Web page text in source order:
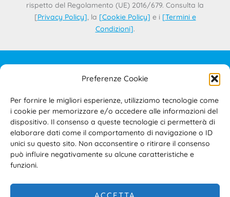
Preferenze Cookie
Per fornire le migliori esperienze, utilizziamo tecnologie come
i cookie per memorizzare e/o accedere alle informazioni del
dispositivo. Il consenso a queste tecnologie ci permetterà di
elaborare dati come il comportamento di navigazione o ID
unici su questo sito. Non acconsentire o ritirare il consenso
può influire negativamente su alcune caratteristiche e
funzioni.
ACCETTA
rispetto del Regolamento (UE) 2016/679. Consulta la
[Privacy Policy], la [Cookie Policy] e i [Termini e
Condizioni].
IL PROGETTO
PRIVACY POLICY
COOKIE POLICY
TERMINI E CONDIZIONI D’USO DEL SITO E DELL’AREA
RISERVATA
ACCESSIBILITÀ